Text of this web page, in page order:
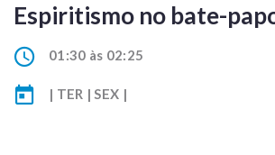
Espiritismo no bate-
01:30 às 02:25
| TER | SEX |